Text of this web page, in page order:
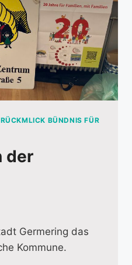
RÜCKMLICK BÜNDNIS FÜR
der
Germering das
Kommune.